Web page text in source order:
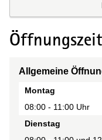
Allgemeine
Tag
Zeit(en)
Anmerkung
Montag
08:00 - 11:00 Uhr
Dienstag